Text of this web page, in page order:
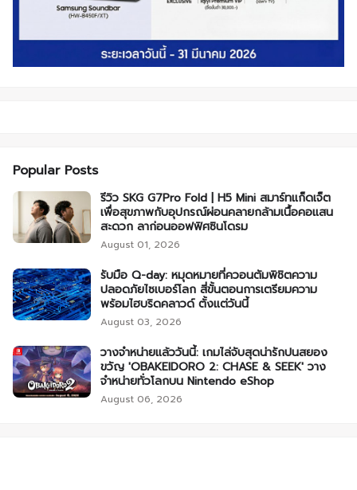
Popular Posts
รีวิว SKG G7Pro Fold | H5 Mini สมาร์ทแก็ดเจ็ต
เพื่อสุขภาพกับอุปกรณ์ผ่อนคลายกล้ามเนื้อคอแสน
สะดวก ลาก่อนออฟฟิศซินโดรม
August 01, 2026
รับมือ Q-day: หมุดหมายที่ควอนตัมพิชิตความ
ปลอดภัยไซเบอร์โลก สี่ขั้นตอนการเตรียมความ
พร้อมไฮบริดคลาวด์ ตั้งแต่วันนี้
August 03, 2026
วางจำหน่ายแล้ววันนี้: เกมไล่จับสุดน่ารักปนสยอง
ขวัญ 'OBAKEIDORO 2: CHASE & SEEK' วาง
จำหน่ายทั่วโลกบน Nintendo eShop
August 06, 2026